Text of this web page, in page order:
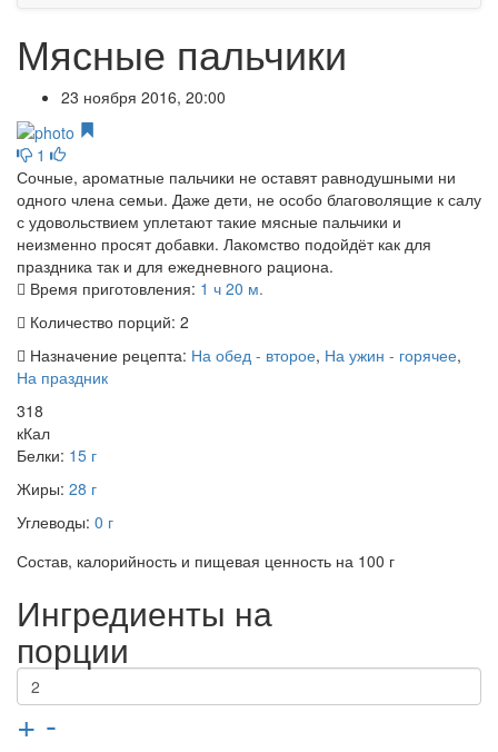
Мясные пальчики
23 ноября 2016, 20:00
1
Сочные, ароматные пальчики не оставят равнодушными ни
одного члена семьи. Даже дети, не особо благоволящие к салу
с удовольствием уплетают такие мясные пальчики и
неизменно просят добавки. Лакомство подойдёт как для
праздника так и для ежедневного рациона.
Время приготовления: 1 ч 20 м.
Количество порций: 2
Назначение рецепта: На обед - второе, На ужин - горячее,
На праздник
318
кКал
Белки: 15 г
Жиры: 28 г
Углеводы: 0 г
Состав, калорийность и пищевая ценность на 100 г
Ингредиенты на
порции
+ -